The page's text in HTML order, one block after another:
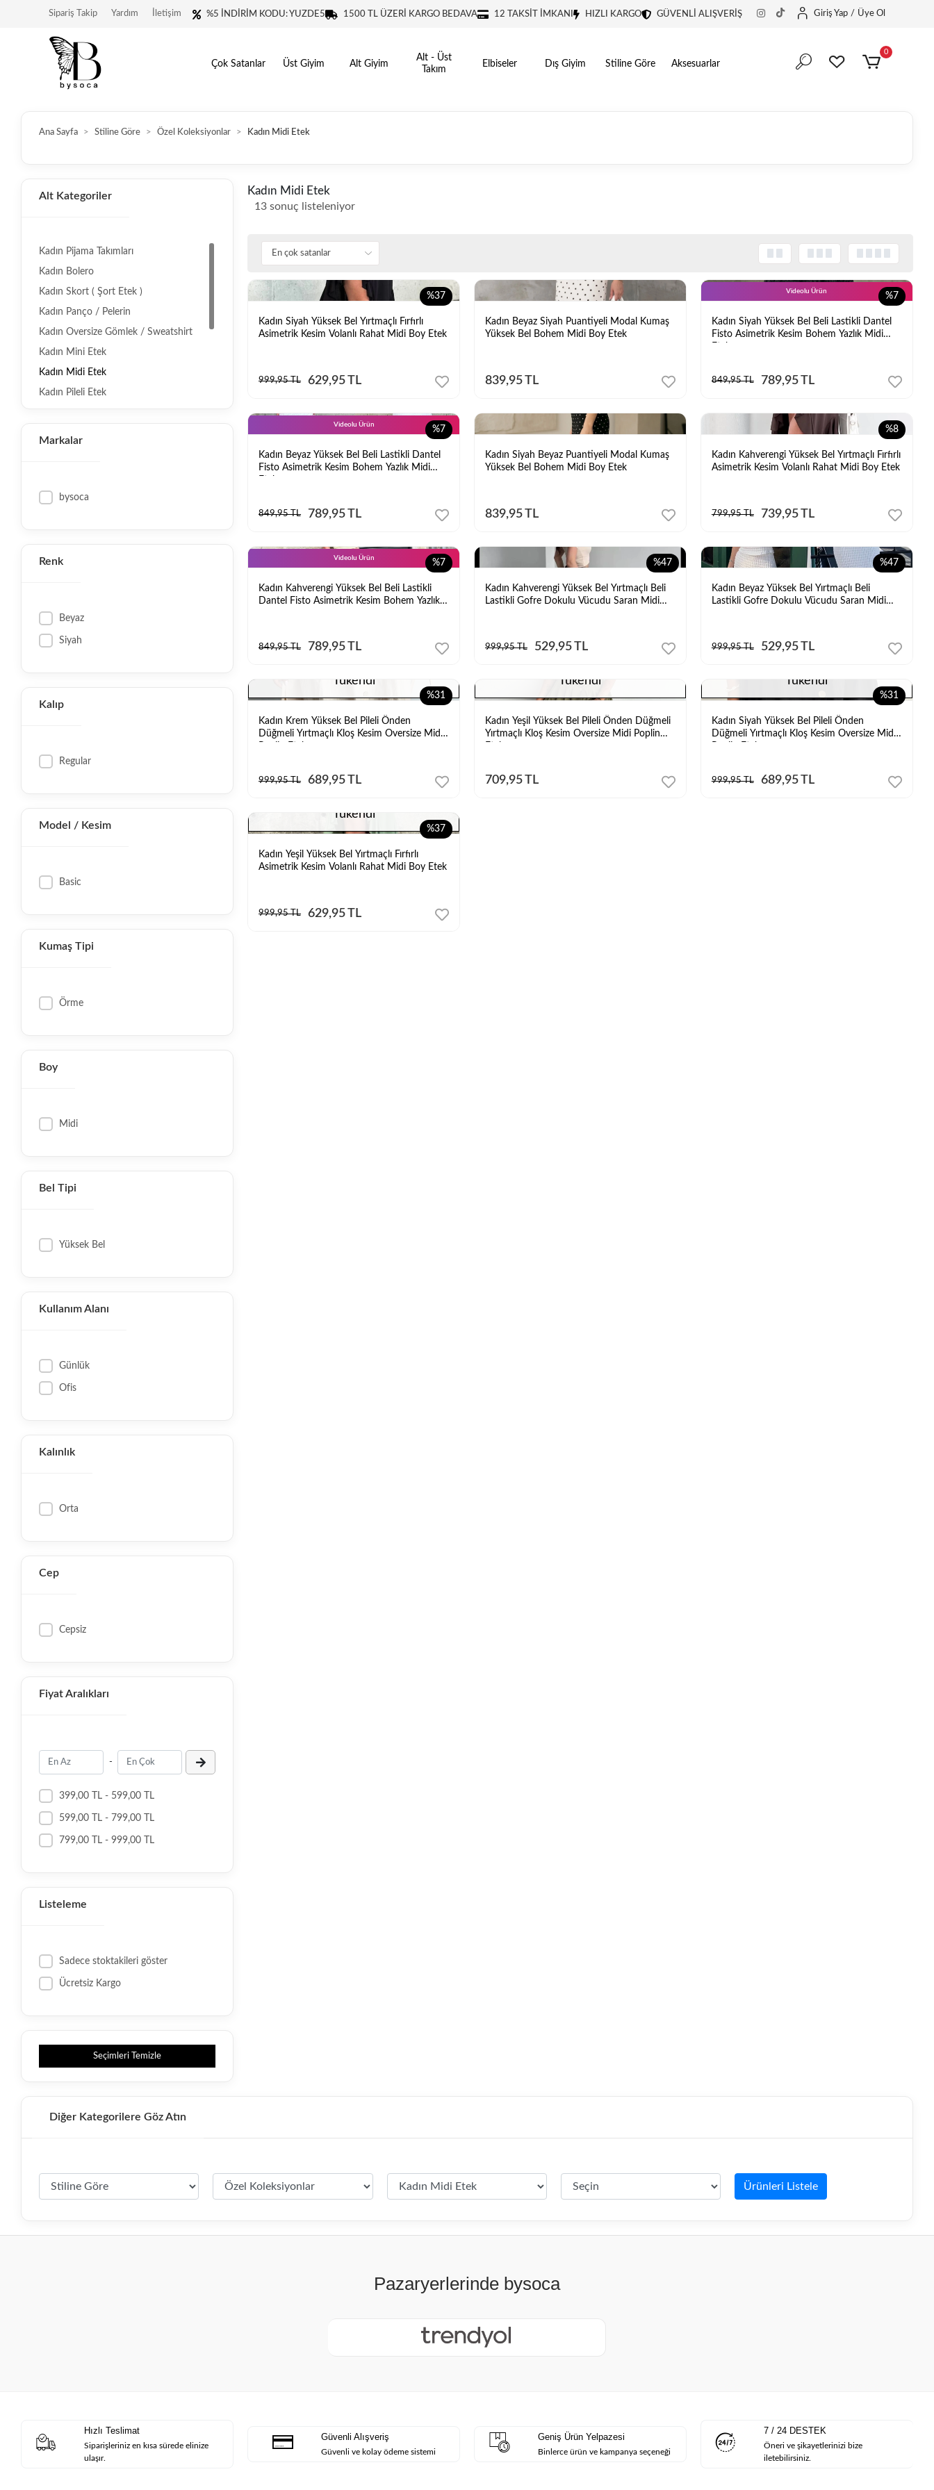
%5 İNDİRİM KODU: YUZDE5 1500 TL ÜZERİ KARGO BEDAVA 12 TAKSİT İMKANI HIZLI KARGO GÜVENLİ ALIŞVERİŞ
Sipariş Takip Yardım İletişim Giriş Yap / Üye Ol
Çok Satanlar Üst Giyim Alt Giyim
Alt - Üst
Takım
Elbiseler Dış Giyim Stiline Göre Aksesuarlar
0
Ana Sayfa Stiline Göre Özel Koleksiyonlar Kadın Midi Etek
Alt Kategoriler
Kadın Pijama Takımları
Kadın Bolero
Kadın Skort ( Şort Etek )
Kadın Panço / Pelerin
Kadın Oversize Gömlek / Sweatshirt
Kadın Mini Etek
Kadın Midi Etek
Kadın Pileli Etek
Kadın Yırtmaçlı Elbise
Kadın Yelek Pantolon Takım
Kadın Siyah Etek
Markalar
bysoca
Renk
Beyaz
Siyah
Kalıp
Regular
Model / Kesim
Basic
Kumaş Tipi
Örme
Boy
Midi
Bel Tipi
Yüksek Bel
Kullanım Alanı
Günlük
Ofis
Kalınlık
Orta
Cep
Cepsiz
Fiyat Aralıkları
-
399,00 TL - 599,00 TL
599,00 TL - 799,00 TL
799,00 TL - 999,00 TL
Listeleme
Sadece stoktakileri göster
Ücretsiz Kargo
Seçimleri Temizle
Kadın Midi Etek
13 sonuç listeleniyor
%37
Kadın Siyah Yüksek Bel Yırtmaçlı Fırfırlı
Asimetrik Kesim Volanlı Rahat Midi Boy Etek
999,95 TL 629,95 TL
Kadın Beyaz Siyah Puantiyeli Modal Kumaş
Yüksek Bel Bohem Midi Boy Etek
839,95 TL
%7
Videolu Ürün
Kadın Siyah Yüksek Bel Beli Lastikli Dantel
Fisto Asimetrik Kesim Bohem Yazlık Midi
849,95 TL 789,95 TL
%7
Videolu Ürün
Kadın Beyaz Yüksek Bel Beli Lastikli Dantel
Fisto Asimetrik Kesim Bohem Yazlık Midi
849,95 TL 789,95 TL
Kadın Siyah Beyaz Puantiyeli Modal Kumaş
Yüksek Bel Bohem Midi Boy Etek
839,95 TL
%8
Kadın Kahverengi Yüksek Bel Yırtmaçlı Fırfırlı
Asimetrik Kesim Volanlı Rahat Midi Boy Etek
799,95 TL 739,95 TL
%7
Videolu Ürün
Kadın Kahverengi Yüksek Bel Beli Lastikli
Dantel Fisto Asimetrik Kesim Bohem Yazlık
849,95 TL 789,95 TL
%47
Kadın Kahverengi Yüksek Bel Yırtmaçlı Beli
Lastikli Gofre Dokulu Vücudu Saran Midi
999,95 TL 529,95 TL
%47
Kadın Beyaz Yüksek Bel Yırtmaçlı Beli
Lastikli Gofre Dokulu Vücudu Saran Midi
999,95 TL 529,95 TL
%31
Tükendi
Kadın Krem Yüksek Bel Pileli Önden
Düğmeli Yırtmaçlı Kloş Kesim Oversize Midi
999,95 TL 689,95 TL
Tükendi
Kadın Yeşil Yüksek Bel Pileli Önden Düğmeli
Yırtmaçlı Kloş Kesim Oversize Midi Poplin
709,95 TL
%31
Tükendi
Kadın Siyah Yüksek Bel Pileli Önden
Düğmeli Yırtmaçlı Kloş Kesim Oversize Midi
999,95 TL 689,95 TL
%37
Tükendi
Kadın Yeşil Yüksek Bel Yırtmaçlı Fırfırlı
Asimetrik Kesim Volanlı Rahat Midi Boy Etek
999,95 TL 629,95 TL
Diğer Kategorilere Göz Atın
Ürünleri Listele
Hızlı Teslimat
Siparişleriniz en kısa sürede elinize
ulaşır.
Güvenli Alışveriş
Güvenli ve kolay ödeme sistemi
Geniş Ürün Yelpazesi
Binlerce ürün ve kampanya seçeneği
7 / 24 DESTEK
Öneri ve şikayetlerinizi bize
iletebilirsiniz.